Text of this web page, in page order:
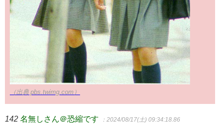
（出典 pbs.twimg.com）
142 名無しさん＠恐縮です ：2024/08/17(土) 09:34:18.86